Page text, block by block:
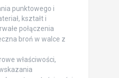
punktowego i
kształt i
połączenia
broń w walce z
właściwości,